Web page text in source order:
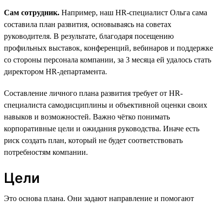
Сам сотрудник. Например, наш HR-специалист Ольга сама
составила план развития, основываясь на советах
руководителя. В результате, благодаря посещению
профильных выставок, конференций, вебинаров и поддержке
со стороны персонала компании, за 3 месяца ей удалось стать
директором HR-департамента.
Составление личного плана развития требует от HR-
специалиста самодисциплины и объективной оценки своих
навыков и возможностей. Важно чётко понимать
корпоративные цели и ожидания руководства. Иначе есть
риск создать план, который не будет соответствовать
потребностям компании.
Цели
Это основа плана. Они задают направление и помогают